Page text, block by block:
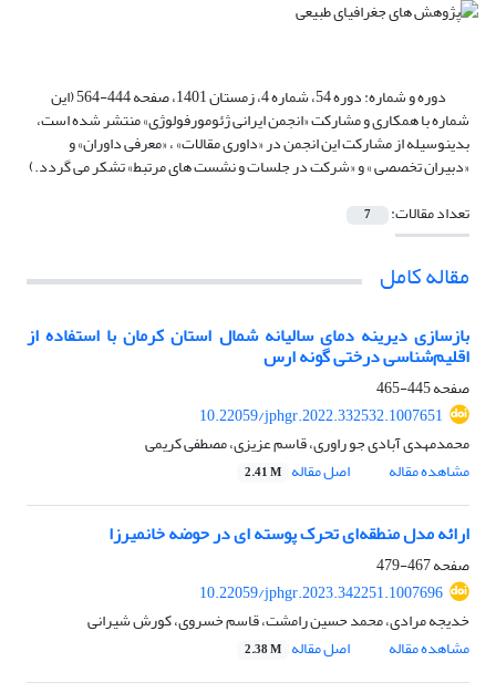
دوره و شماره: دوره 54، شماره 4، زمستان 1401، صفحه 444-564 (این
شماره با همکاری و مشارکت «انجمن ایرانی ژئومورفولوژی» منتشر شده است،
بدینوسیله از مشارکت این انجمن در «داوری مقالات» ، «معرفی داوران» و
«دبیران تخصصی » و «شرکت در جلسات و نشست های مرتبط» تشکر می گردد.)
تعداد مقالات:
7
مقاله کامل
بازسازی دیرینه دمای سالیانه شمال استان کرمان با استفاده از
اقلیم‌شناسی درختی گونه ارس
صفحه445-465
10.22059/jphgr.2022.332532.1007651
محمدمهدی آبادی جو راوری، قاسم عزیزی، مصطفی کریمی
مشاهده مقاله
اصل مقاله 2.41 M
ارائه مدل منطقه‌ای تحرک پوسته ای در حوضه خانمیرزا
صفحه467-479
10.22059/jphgr.2023.342251.1007696
خدیجه مرادی، محمد حسین رامشت، قاسم خسروی، کورش شیرانی
مشاهده مقاله
اصل مقاله 2.38 M